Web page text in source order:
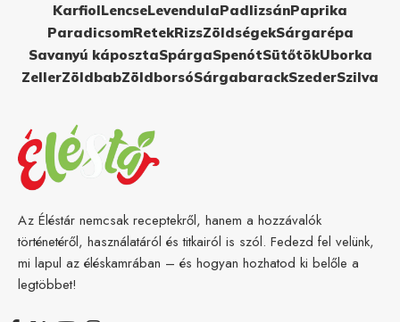
KarfiolLencseLevendulaPadlizsánPaprika
ParadicsomRetekRizsZöldségekSárgarépa
Savanyú káposztaSpárgaSpenótSütőtökUborka
ZellerZöldbabZöldborsóSárgabarackSzederSzilva
Az Éléstár nemcsak receptekről, hanem a hozzávalók
történetéről, használatáról és titkairól is szól. Fedezd fel velünk,
mi lapul az éléskamrában – és hogyan hozhatod ki belőle a
legtöbbet!